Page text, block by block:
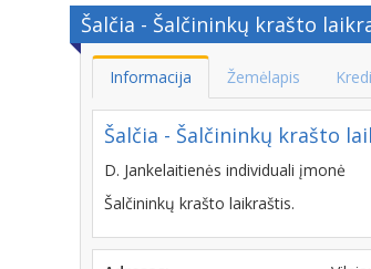
Šalčia - Šalčininkų krašto
Informacija Žemėlapis
Šalčia - Šalčininkų krašto
D. Jankelaitienės individuali įmonė
Šalčininkų krašto laikraštis.